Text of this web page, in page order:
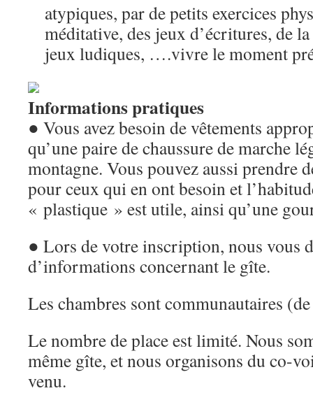
atypiques, par de petits exercices
méditative, des jeux d’écritures, de
jeux ludiques, ….vivre le moment
Informations pratiques
● Vous avez besoin de vêtements
qu’une paire de chaussure de marche
montagne. Vous pouvez aussi prendre
pour ceux qui en ont besoin et
« plastique » est utile, ainsi qu’une
● Lors de votre inscription, nous vous
d’informations concernant le gîte.
Les chambres sont communautaires
Le nombre de place est limité. Nous
même gîte, et nous organisons du co-
venu.